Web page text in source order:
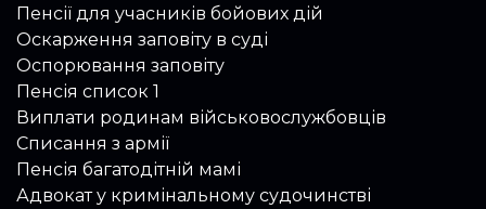
Пенсії для учасників бойових дій
Оскарження заповіту в суді
Оспорювання заповіту
Пенсія список 1
Виплати родинам військовослужбовців
Списання з армії
Пенсія багатодітній мамі
Адвокат у кримінальному судочинстві